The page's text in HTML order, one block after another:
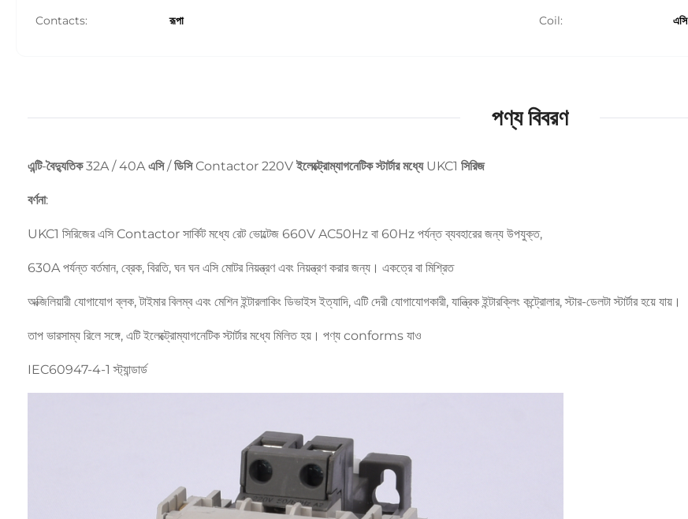
Contacts: রূপা Coil: এসি
পণ্য বিবরণ
এন্টি-বৈদ্যুতিক 32A / 40A এসি / ডিসি Contactor 220V ইলেক্ট্রোম্যাগনেটিক স্টার্টার মধ্যে UKC1 সিরিজ
বর্ণনা:
UKC1 সিরিজের এসি Contactor সার্কিট মধ্যে রেট ভোল্টেজ 660V AC50Hz বা 60Hz পর্যন্ত ব্যবহারের জন্য উপযুক্ত,
630A পর্যন্ত বর্তমান, ব্রেক, বিরতি, ঘন ঘন এসি মোটর নিয়ন্ত্রণ এবং নিয়ন্ত্রণ করার জন্য। একত্রে বা মিশ্রিত
অক্জিলিয়ারী যোগাযোগ ব্লক, টাইমার বিলম্ব এবং মেশিন ইন্টারলাকিং ডিভাইস ইত্যাদি, এটি দেরী যোগাযোগকারী, যান্ত্রিক ইন্টারক্লিং কন্ট্রোলার, স্টার-ডেলটা স্টার্টার হয়ে যায়।
তাপ ভারসাম্য রিলে সঙ্গে, এটি ইলেক্ট্রোম্যাগনেটিক স্টার্টার মধ্যে মিলিত হয়। পণ্য conforms যাও
IEC60947-4-1 স্ট্যান্ডার্ড